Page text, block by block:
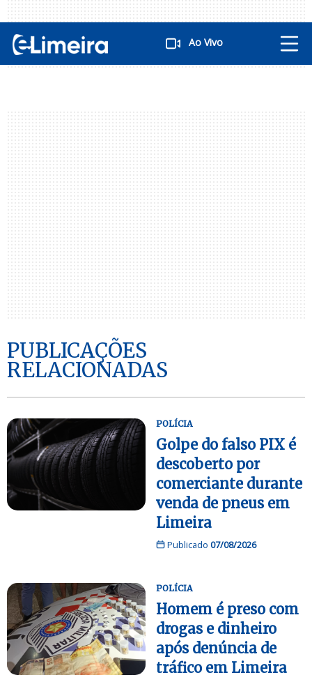
Ao Vivo
PUBLICAÇÕES
RELACIONADAS
POLÍCIA
Golpe do falso PIX é
descoberto por
comerciante durante
venda de pneus em
Limeira
Publicado 07/08/2026
POLÍCIA
Homem é preso com
drogas e dinheiro
após denúncia de
tráfico em Limeira